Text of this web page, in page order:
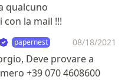
qualcuno
la mail !!!
papernest 08/18/2021
Deve provare a
+39 070 4608600